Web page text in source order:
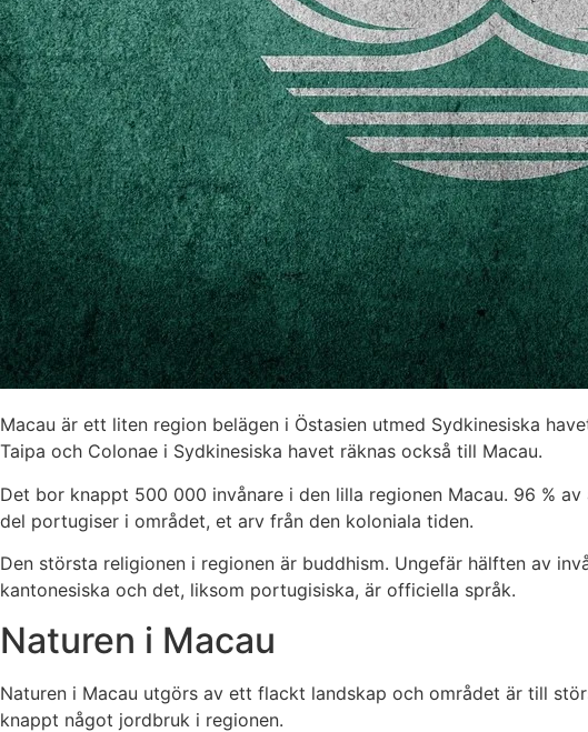
Macau är ett liten region belägen i Östasien utmed Sydkinesiska
Taipa och Colonae i Sydkinesiska havet räknas också till Macau.
Det bor knappt 500 000 invånare i den lilla regionen Macau. 96 %
del portugiser i området, et arv från den koloniala tiden.
Den största religionen i regionen är buddhism. Ungefär hälften av
kantonesiska och det, liksom portugisiska, är officiella språk.
Naturen i Macau
Naturen i Macau utgörs av ett flackt landskap och området är till
knappt något jordbruk i regionen.